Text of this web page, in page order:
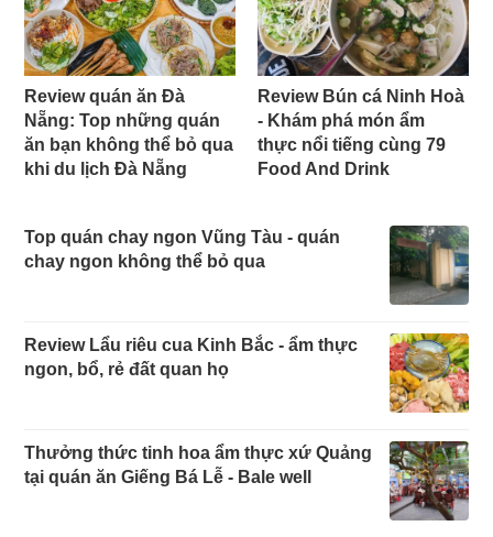
Review quán ăn Đà
Nẵng: Top những quán
ăn bạn không thể bỏ qua
khi du lịch Đà Nẵng
Review Bún cá Ninh Hoà
- Khám phá món ẩm
thực nổi tiếng cùng 79
Food And Drink
Top quán chay ngon Vũng Tàu - quán
chay ngon không thể bỏ qua
Review Lẩu riêu cua Kinh Bắc - ẩm thực
ngon, bổ, rẻ đất quan họ
Thưởng thức tinh hoa ẩm thực xứ Quảng
tại quán ăn Giếng Bá Lễ - Bale well